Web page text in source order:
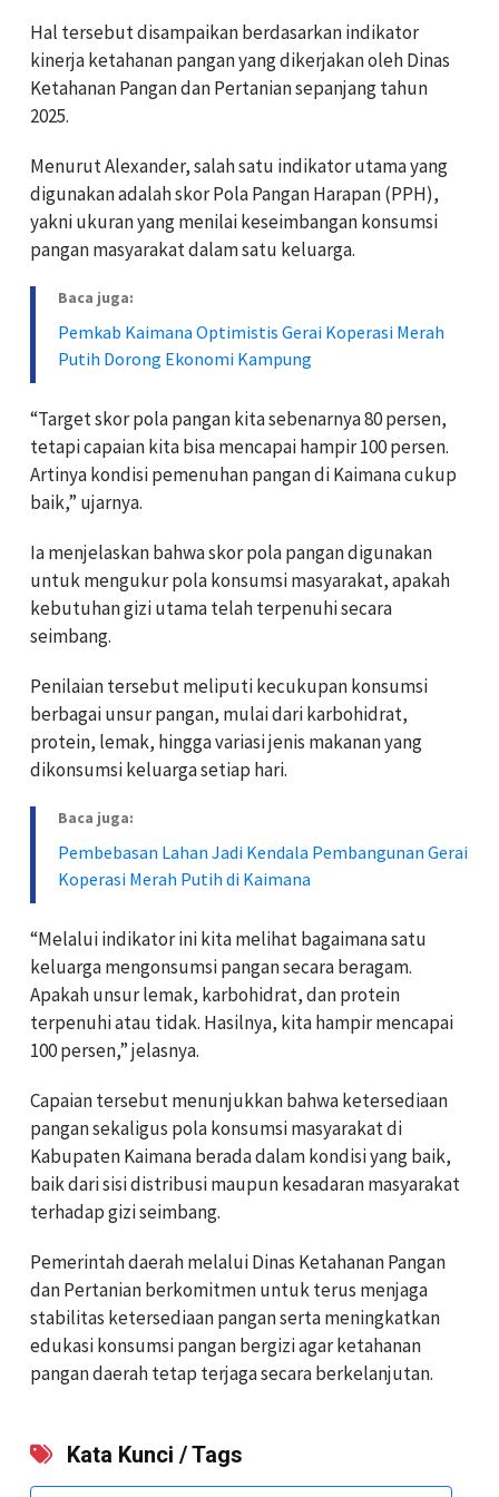
Hal tersebut disampaikan berdasarkan indikator
kinerja ketahanan pangan yang dikerjakan oleh Dinas
Ketahanan Pangan dan Pertanian sepanjang tahun
2025.
Menurut Alexander, salah satu indikator utama yang
digunakan adalah skor Pola Pangan Harapan (PPH),
yakni ukuran yang menilai keseimbangan konsumsi
pangan masyarakat dalam satu keluarga.
Baca juga:
Pemkab Kaimana Optimistis Gerai Koperasi Merah
Putih Dorong Ekonomi Kampung
“Target skor pola pangan kita sebenarnya 80 persen,
tetapi capaian kita bisa mencapai hampir 100 persen.
Artinya kondisi pemenuhan pangan di Kaimana cukup
baik,” ujarnya.
Ia menjelaskan bahwa skor pola pangan digunakan
untuk mengukur pola konsumsi masyarakat, apakah
kebutuhan gizi utama telah terpenuhi secara
seimbang.
Penilaian tersebut meliputi kecukupan konsumsi
berbagai unsur pangan, mulai dari karbohidrat,
protein, lemak, hingga variasi jenis makanan yang
dikonsumsi keluarga setiap hari.
Baca juga:
Pembebasan Lahan Jadi Kendala Pembangunan Gerai
Koperasi Merah Putih di Kaimana
“Melalui indikator ini kita melihat bagaimana satu
keluarga mengonsumsi pangan secara beragam.
Apakah unsur lemak, karbohidrat, dan protein
terpenuhi atau tidak. Hasilnya, kita hampir mencapai
100 persen,” jelasnya.
Capaian tersebut menunjukkan bahwa ketersediaan
pangan sekaligus pola konsumsi masyarakat di
Kabupaten Kaimana berada dalam kondisi yang baik,
baik dari sisi distribusi maupun kesadaran masyarakat
terhadap gizi seimbang.
Pemerintah daerah melalui Dinas Ketahanan Pangan
dan Pertanian berkomitmen untuk terus menjaga
stabilitas ketersediaan pangan serta meningkatkan
edukasi konsumsi pangan bergizi agar ketahanan
pangan daerah tetap terjaga secara berkelanjutan.
Kata Kunci / Tags